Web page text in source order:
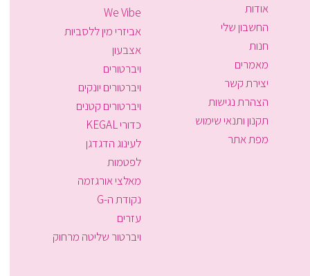
אודות
החשבון שלי
חנות
מאמרים
יצירת קשר
הצהרת נגישות
תקנון ותנאי שימוש
מפת אתר
We Vibe
אביזרי מין ללסביות
אצבעון
ויברטורים
ויברטורים יונקים
ויברטורים קטנים
כדורי KEGAL
לעינוג הדגדגן
לפטמות
מאלצי אורגזמה
נקודת ה-G
עזרים
ויברטור שליטה מרחוק